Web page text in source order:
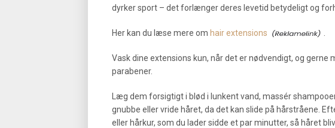
dyrker sport – det forlænger deres levetid betydeligt og
Her kan du læse mere om hair extensions
Vask dine extensions kun, når det er nødvendigt, og gerne
parabener.
Læg dem forsigtigt i blød i lunkent vand, massér
gnubbe eller vride håret, da det kan slide på hårstråene.
eller hårkur, som du lader sidde et par minutter, så håret